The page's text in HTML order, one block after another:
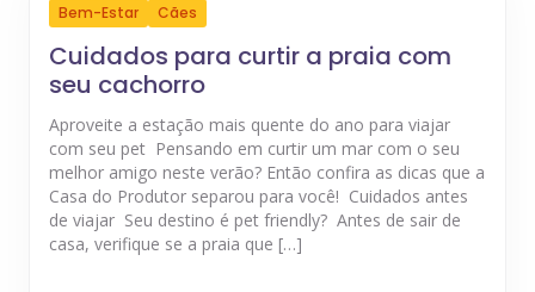
Bem-Estar Cães
Cuidados para curtir a praia com
seu cachorro
Aproveite a estação mais quente do ano para viajar
com seu pet Pensando em curtir um mar com o seu
melhor amigo neste verão? Então confira as dicas que a
Casa do Produtor separou para você! Cuidados antes
de viajar Seu destino é pet friendly? Antes de sair de
casa, verifique se a praia que […]